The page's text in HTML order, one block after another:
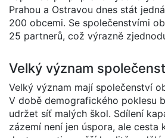
Prahou a Ostravou dnes stát
200 obcemi. Se společenstvími
25 partnerů, což výrazně
Velký význam
Velký význam mají společenství
V době demografického poklesu
udržet síť malých škol. Sdílení
zázemí není jen úspora, ale cesta